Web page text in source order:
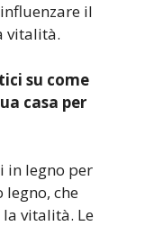
il
vitalità.
su come
casa per
in legno per
legno, che
vitalità. Le